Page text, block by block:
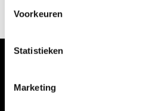
Voorkeuren
Statistieken
Marketing
te verwijderen of de
informatie vind je in het